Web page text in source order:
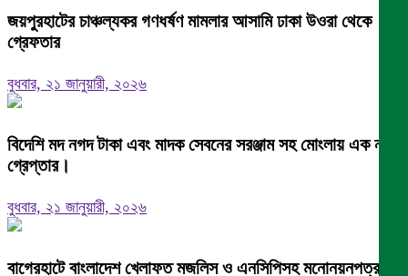
জয়পুরহাটের চাঞ্চল্যকর গণধর্ষণ মামলার আসামি ঢাকা উওরা থেকে
গ্রেফতার
বুধবার, ২১ জানুয়ারী, ২০২৬
বিদেশি মদ নগদ টাকা এবং মাদক সেবনের সরঞ্জাম সহ মোংলায় এক নারী
গ্রেপ্তার।
বুধবার, ২১ জানুয়ারী, ২০২৬
বাগেরহাটে বাংলাদেশ খেলাফত মজলিস ও এনসিপিসহ মনোনয়নপত্র